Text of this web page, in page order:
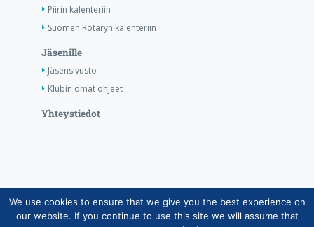
Piirin kalenteriin
Suomen Rotaryn kalenteriin
Jäsenille
Jäsensivusto
Klubin omat ohjeet
Yhteystiedot
Copyright © Suomen Rotarypalvelu ry 2026 |
Jäsentietojärjestelmän tietosuojaseloste| Henkilötietojen
We use cookies to ensure that we give you the best experience on
our website. If you continue to use this site we will assume that